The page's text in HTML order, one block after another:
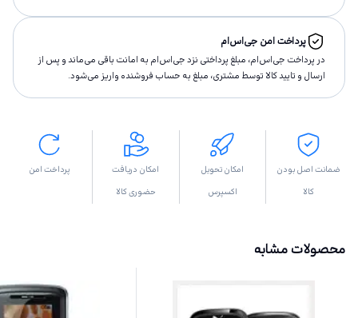
پرداخت امن جی‌اس‌ام
در پرداخت جی‌اس‌ام، مبلغ پرداختى نزد جی‌اس‌ام به امانت باقى مى‌ماند و پس از
ارسال و تاييد كالا توسط مشتری، مبلغ به حساب فروشنده واريز مى‌شود.
ضمانت اصل بودن
کالا
امکان تحویل
اکسپرس
امکان دریافت
حضوری کالا
پرداخت امن
محصولات مشابه